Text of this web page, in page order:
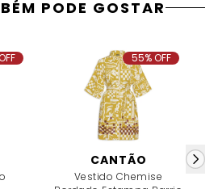
PODE GOSTAR
CANTÃO
Vestido Chemise
55% OFF